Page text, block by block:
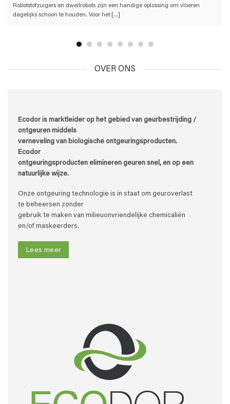
Robotstofzuigers en dweilrobots zijn een handige oplossing om vloeren
dagelijks schoon te houden. Voor het [...]
OVER ONS
Ecodor is marktleider op het gebied van geurbestrijding /
ontgeuren middels
verneveling van biologische ontgeuringsproducten.
Ecodor
ontgeuringsproducten elimineren geuren snel, en op een
natuurlijke wijze.
Onze ontgeuring technologie is in staat om geuroverlast
te beheersen zonder
gebruik te maken van milieuonvriendelijke chemicaliën
en/of maskeerders.
Lees meer